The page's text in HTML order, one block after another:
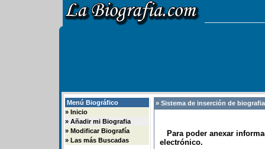
Menú Biográfico
» Inicio
» Añadir mi Biografia
» Modificar Biografía
» Las más Buscadas
» Sistema de inserción de
Para poder anexar
electrónico.